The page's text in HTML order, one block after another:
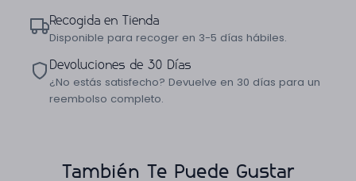
Recogida en Tienda
Disponible para recoger en 3-5 días hábiles.
Devoluciones de 30 Días
¿No estás satisfecho? Devuelve en 30 días para un
reembolso completo.
También Te Puede Gustar